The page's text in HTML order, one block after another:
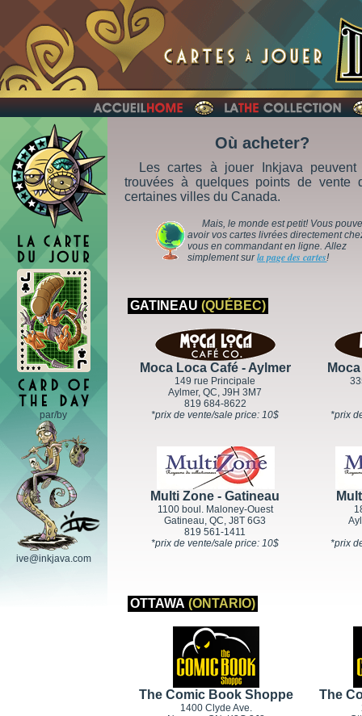
par/by
ive@inkjava.com
Où acheter?
Les cartes à jouer Inkjava peuvent
trouvées à quelques points de vente
certaines villes du Canada.
Mais, le monde est petit! Vous
avoir vos cartes livrées directement
vous en commandant en ligne. Allez
simplement surla page des cartes!
GATINEAU (QUÉBEC)
Moca Loca Café - Aylmer
149 rue Principale
Aylmer, QC, J9H 3M7
819 684-8622
*prix de vente/sale price: 10$
*prix
Multi Zone - Gatineau
1100 boul. Maloney-Ouest
Gatineau, QC, J8T 6G3
819 561-1411
*prix de vente/sale price: 10$
*prix
OTTAWA (ONTARIO)
The Comic Book Shoppe
1400 Clyde Ave.
The